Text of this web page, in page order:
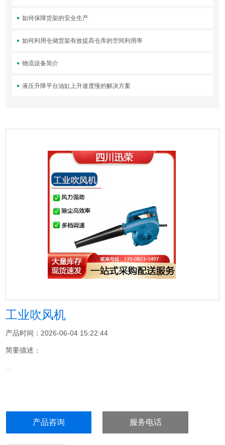
如何保障货架的安全生产
如何利用仓储货架有效提高仓库的空间利用率
物流设备简介
液压升降平台油缸上升速度慢的解决方案
工业吹风机
产品时间：2026-06-04 15:22:44
简要描述：
...
产品咨询 服务电话